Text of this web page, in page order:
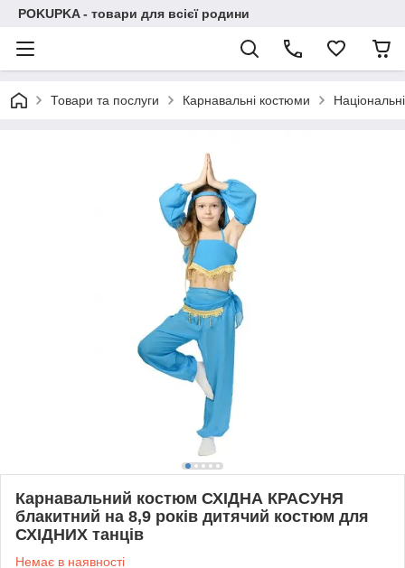
POKUPKA - товари для всієї родини
Товари та послуги Карнавальні костюми
Карнавальний костюм СХІДНА КРАСУНЯ
блакитний на 8,9 років дитячий костюм для
СХІДНИХ танців
Немає в наявності